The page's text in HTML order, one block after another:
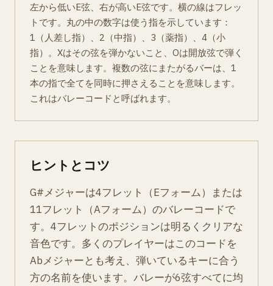
左から低いE弦、右が高いE弦です。横の線はフレッ
トです。丸の中の数字は使う指を示しています：
1（人差し指）、2（中指）、3（薬指）、4（小
指）。Xはその弦を弾かないこと、Oは開放弦で弾く
ことを意味します。複数の弦にまたがるバーは、1
本の指で全てを同時に押さえることを意味します。
これはバレーコードと呼ばれます。
ヒントとコツ
G#メジャーは4フレット（Eフォーム）または
11フレット（Aフォーム）のバレーコードで
す。4フレットのポジションは明るくクリアな
音色です。多くのプレイヤーはこのコードを
Abメジャーとも考え、弾いているキーに合う
方の名前を使います。バレーが6弦すべてに均